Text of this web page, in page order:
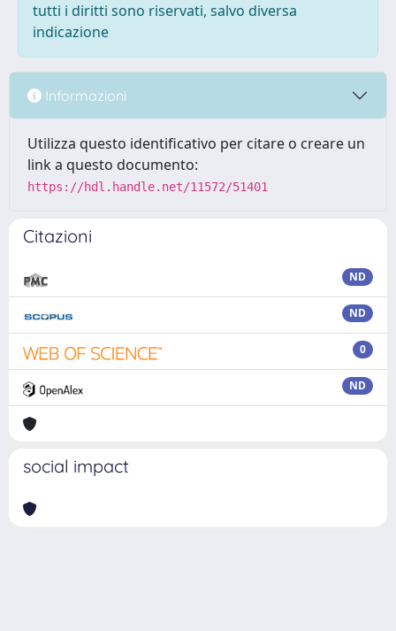
tutti i diritti sono riservati, salvo diversa
indicazione
Informazioni
Utilizza questo identificativo per citare o creare un
link a questo documento:
https://hdl.handle.net/11572/51401
Citazioni
ND
ND
0
ND
social impact